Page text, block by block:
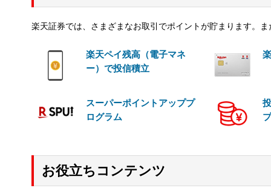
楽天証券では、さまざまなお取引でポイントが貯まります。
楽天ペイ残高（電子マネ
ー）で投信積立
スーパーポイントアッププ
ログラム
お役立ちコンテンツ